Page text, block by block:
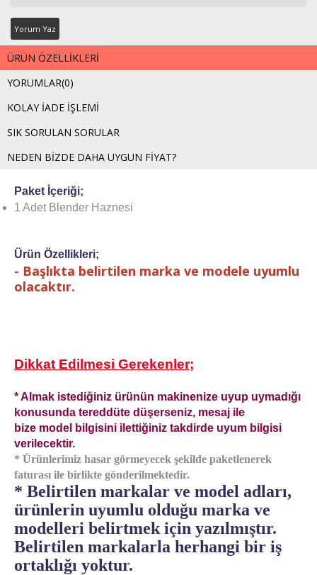
Yorum Yaz
ÜRÜN ÖZELLIKLERI
YORUMLAR(0)
KOLAY İADE İŞLEMI
SIK SORULAN SORULAR
NEDEN BIZDE DAHA UYGUN FIYAT?
Paket İçeriği;
1 Adet Blender Haznesi
Ürün Özellikleri;
- Başlıkta belirtilen marka ve modele uyumlu
olacaktır.
Dikkat Edilmesi Gerekenler;
* Almak istediğiniz ürünün makinenize uyup uymadığı
konusunda tereddüte düşerseniz, mesaj ile
bize model bilgisini ilettiğiniz takdirde uyum bilgisi
verilecektir.
* Ürünlerimiz hasar görmeyecek şekilde paketlenerek
faturası ile birlikte gönderilmektedir.
* Belirtilen markalar ve model adları,
ürünlerin uyumlu olduğu marka ve
modelleri belirtmek için yazılmıştır.
Belirtilen markalarla herhangi bir iş
ortaklığı yoktur.